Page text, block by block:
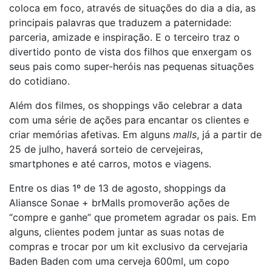
coloca em foco, através de situações do dia a dia, as
principais palavras que traduzem a paternidade:
parceria, amizade e inspiração. E o terceiro traz o
divertido ponto de vista dos filhos que enxergam os
seus pais como super-heróis nas pequenas situações
do cotidiano.
Além dos filmes, os shoppings vão celebrar a data
com uma série de ações para encantar os clientes e
criar memórias afetivas. Em alguns malls, já a partir de
25 de julho, haverá sorteio de cervejeiras,
smartphones e até carros, motos e viagens.
Entre os dias 1º de 13 de agosto, shoppings da
Aliansce Sonae + brMalls promoverão ações de
“compre e ganhe” que prometem agradar os pais. Em
alguns, clientes podem juntar as suas notas de
compras e trocar por um kit exclusivo da cervejaria
Baden Baden com uma cerveja 600ml, um copo